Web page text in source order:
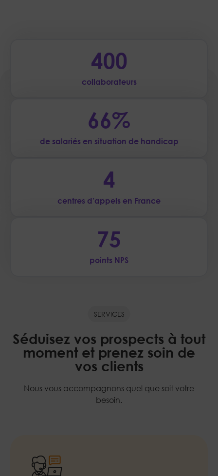
400
collaborateurs
66%
de salariés en situation de handicap
4
centres d’appels en France
75
points NPS
SERVICES
Séduisez vos prospects à tout
moment et prenez soin de
vos clients
Nous vous accompagnons quel que soit votre
besoin.